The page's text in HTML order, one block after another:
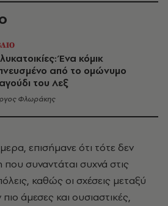
Ένα κόμικ
από το ομώνυμο
του Λεξ
Φλωράκης
επισήμανε ότι τότε δεν
συναντάται συχνά στις
καθώς οι σχέσεις μεταξύ
άμεσες και ουσιαστικές,